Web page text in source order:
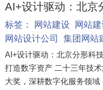
AI+设计驱动：北京
标签： 网站建设 网站建
网站设计公司
集团网站
AI+设计驱动：北京分形科
打造数字资产 二十三年技
大奖，深耕数字化服务领